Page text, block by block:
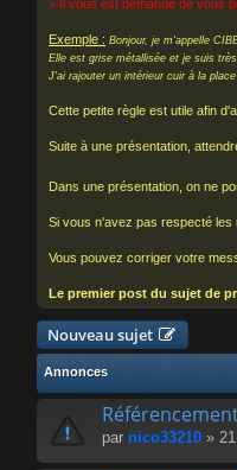
> Il vous est demandé de vous
Exemple : Bonjour, je m'appelle
Elle est grise métallisée et je suis
J'ai rajouter un intérieur cuir à la
Cette petite règle est utile afin
Suite à une présentation,
Dans une présentation, on ne
Si vous n'avez pas respecté les
Vous pouvez corriger votre
Le premier post du sujet de
Nouveau sujet
Annonces
par nico33210 »